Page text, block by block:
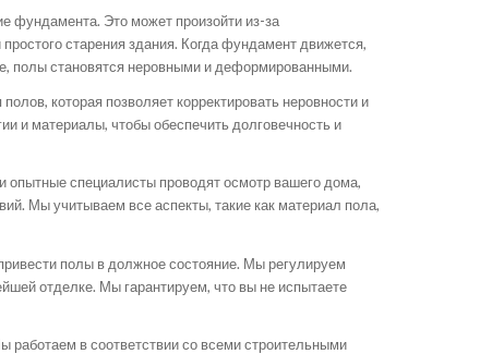
фундамента. Это может произойти из-за
старения здания. Когда фундамент движется,
полы становятся неровными и деформированными.
которая позволяет корректировать неровности и
и материалы, чтобы обеспечить долговечность и
специалисты проводят осмотр вашего дома,
Мы учитываем все аспекты, такие как материал пола,
полы в должное состояние. Мы регулируем
отделке. Мы гарантируем, что вы не испытаете
работаем в соответствии со всеми строительными